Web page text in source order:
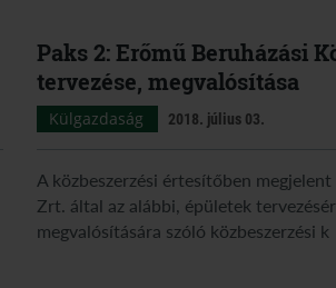
Paks 2: Erőmű Beruházási
tervezése, megvalósítása
Külgazdaság 2018. július 03.
A közbeszerzési értesítőben megjelent
Zrt. által az alábbi, épületek
megvalósítására szóló közbeszerzési k